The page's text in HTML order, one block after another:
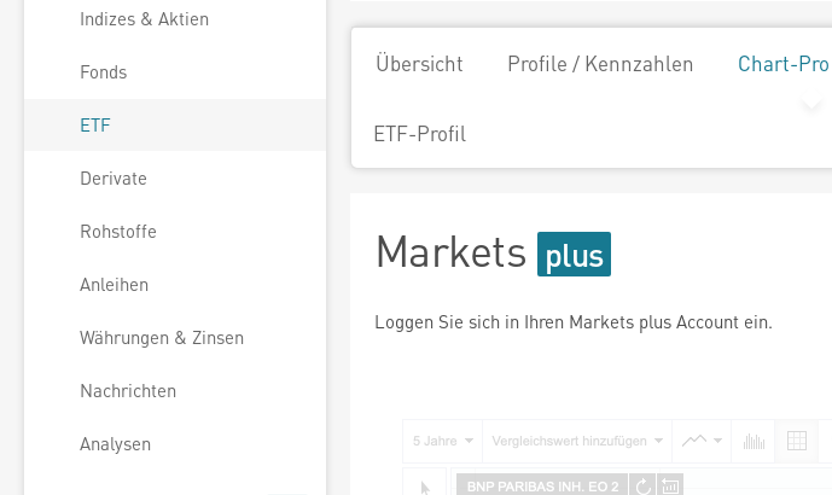
Indizes & Aktien
Fonds
ETF
Derivate
Rohstoffe
Anleihen
Währungen & Zinsen
Nachrichten
Analysen
Übersicht Profile / Kennzahlen Chart-Pro
ETF-Profil
Markets
Loggen Sie sich in Ihren Markets plus Account ein.